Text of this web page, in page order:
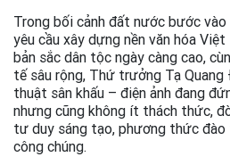
Trong bối cảnh đất nước bước
yêu cầu xây dựng nền văn hóa
bản sắc dân tộc ngày càng cao,
tế sâu rộng, Thứ trưởng Tạ Quang
thuật sân khấu – điện ảnh đang
nhưng cũng không ít thách thức,
tư duy sáng tạo, phương thức
công chúng.